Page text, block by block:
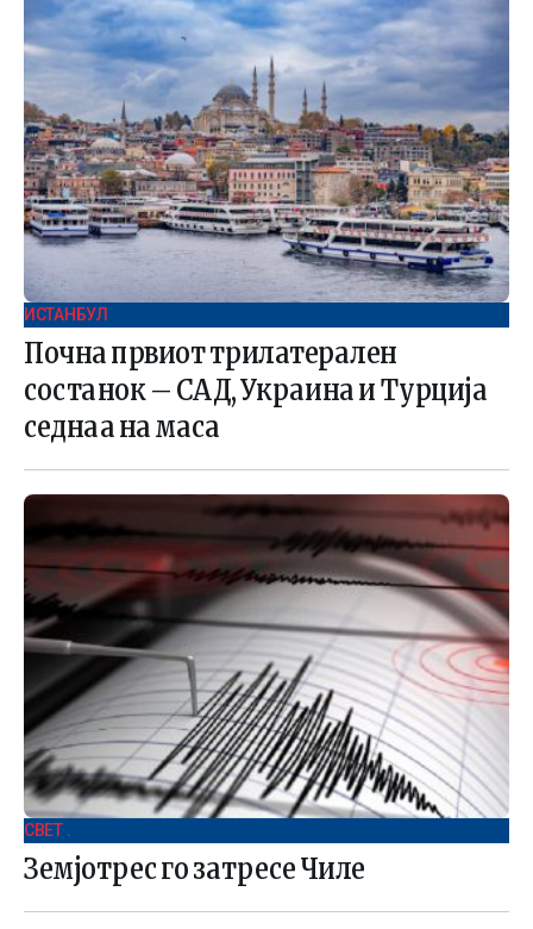
ИСТАНБУЛ
Почна првиот трилатерален
состанок – САД, Украина и Турција
седнаа на маса
СВЕТ .
Земјотрес го затресе Чиле